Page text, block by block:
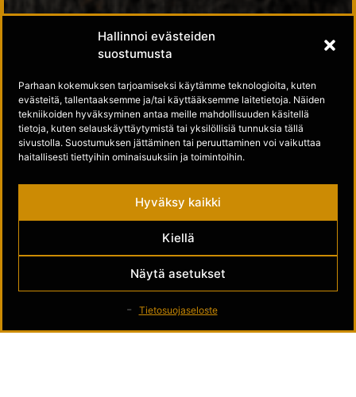
Hallinnoi evästeiden
suostumusta
Parhaan kokemuksen tarjoamiseksi käytämme teknologioita, kuten
evästeitä, tallentaaksemme ja/tai käyttääksemme laitetietoja. Näiden
tekniikoiden hyväksyminen antaa meille mahdollisuuden käsitellä
tietoja, kuten selauskäyttäytymistä tai yksilöllisiä tunnuksia tällä
sivustolla. Suostumuksen jättäminen tai peruuttaminen voi vaikuttaa
haitallisesti tiettyihin ominaisuuksiin ja toimintoihin.
Hyväksy kaikki
Kiellä
Näytä asetukset
Tietosuojaseloste
Kultamuseosäätiö
Seuraa meitä
Kultamuseo Facebookissa
Kultamuseo Instagramissa